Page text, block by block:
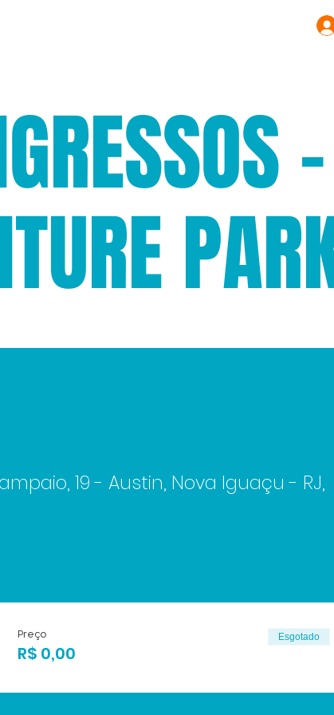
-
19 - Austin, Nova Iguaçu - RJ,
Preço
R$ 0,00
Esgotado